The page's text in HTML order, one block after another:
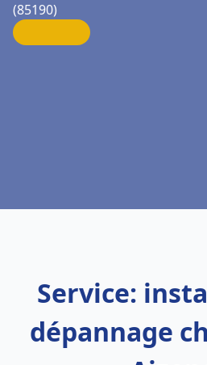
(85190)
Service:
dépannage